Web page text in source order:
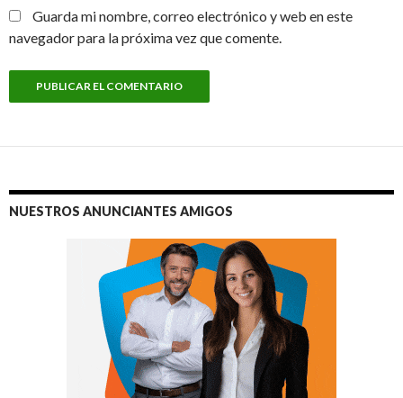
Guarda mi nombre, correo electrónico y web en este
navegador para la próxima vez que comente.
NUESTROS ANUNCIANTES AMIGOS